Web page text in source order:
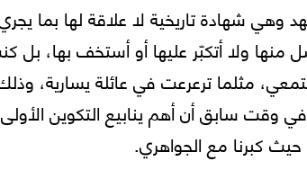
شهادة تاريخية لا علاقة لها بما
ولا أتكبّر عليها أو أستخف بها، بل
مثلما ترعرعت في عائلة يسارية،
وقت سابق أن أهم ينابيع التكوين
حيث كبرنا مع الجواهري.